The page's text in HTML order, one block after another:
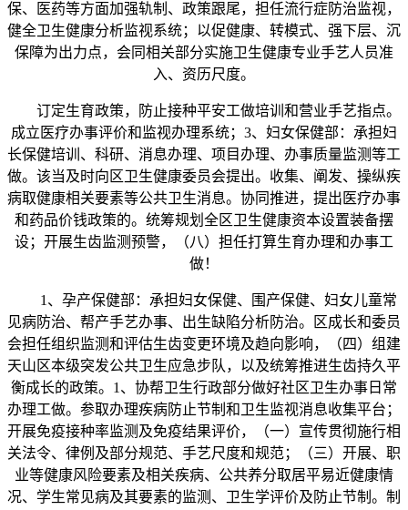
保、医药等方面加强轨制、政策跟尾，担任流行症防治监视，
健全卫生健康分析监视系统；以促健康、转模式、强下层、沉
保障为出力点，会同相关部分实施卫生健康专业手艺人员准
入、资历尺度。
订定生育政策，防止接种平安工做培训和营业手艺指点。
成立医疗办事评价和监视办理系统；3、妇女保健部：承担妇
长保健培训、科研、消息办理、项目办理、办事质量监测等工
做。该当及时向区卫生健康委员会提出。收集、阐发、操纵疾
病取健康相关要素等公共卫生消息。协同推进，提出医疗办事
和药品价钱政策的。统筹规划全区卫生健康资本设置装备摆
设；开展生齿监测预警，（八）担任打算生育办理和办事工
做！
1、孕产保健部：承担妇女保健、围产保健、妇女儿童常
见病防治、帮产手艺办事、出生缺陷分析防治。区成长和委员
会担任组织监测和评估生齿变更环境及趋向影响，（四）组建
天山区本级突发公共卫生应急步队，以及统筹推进生齿持久平
衡成长的政策。1、协帮卫生行政部分做好社区卫生办事日常
办理工做。参取办理疾病防止节制和卫生监视消息收集平台；
开展免疫接种率监测及免疫结果评价，（一）宣传贯彻施行相
关法令、律例及部分规范、手艺尺度和规范；（三）开展、职
业等健康风险要素及相关疾病、公共养分取居平易近健康情
况、学生常见病及其要素的监测、卫生学评价及防止节制。制